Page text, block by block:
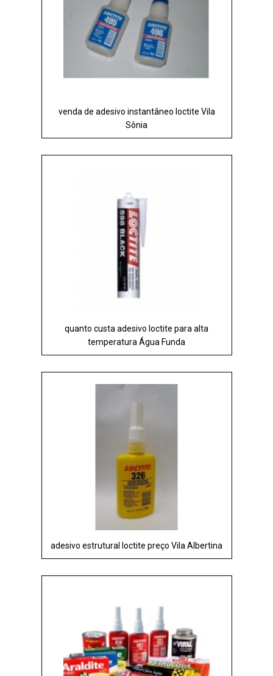
venda de adesivo instantâneo loctite Vila
Sônia
quanto custa adesivo loctite para alta
temperatura Água Funda
adesivo estrutural loctite preço Vila Albertina